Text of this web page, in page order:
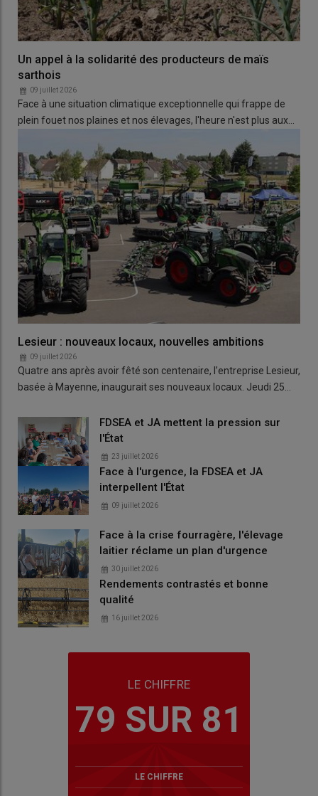
Un appel à la solidarité des producteurs de maïs
sarthois
09 juillet 2026
Face à une situation climatique exceptionnelle qui frappe de
plein fouet nos plaines et nos élevages, l'heure n'est plus aux…
Lesieur : nouveaux locaux, nouvelles ambitions
09 juillet 2026
Quatre ans après avoir fêté son centenaire, l’entreprise Lesieur,
basée à Mayenne, inaugurait ses nouveaux locaux. Jeudi 25…
FDSEA et JA mettent la pression sur
l'État
23 juillet 2026
Face à l'urgence, la FDSEA et JA
interpellent l'État
09 juillet 2026
Face à la crise fourragère, l'élevage
laitier réclame un plan d'urgence
30 juillet 2026
Rendements contrastés et bonne
qualité
16 juillet 2026
LE CHIFFRE
79 SUR 81
LE CHIFFRE